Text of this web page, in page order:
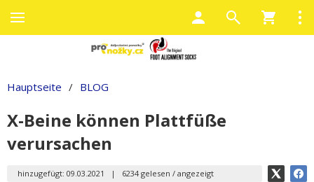
Hauptseite / BLOG
X-Beine können Plattfüße
verursachen
hinzugefügt: 09.03.2021 | 6234 gelesen / angezeigt